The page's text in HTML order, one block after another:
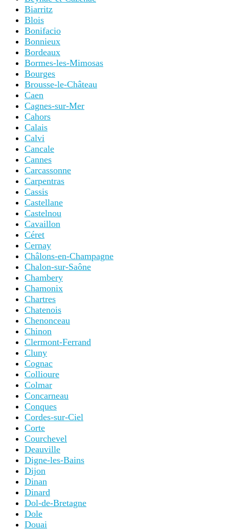
Biarritz
Blois
Bonifacio
Bonnieux
Bordeaux
Bormes-les-Mimosas
Bourges
Brousse-le-Château
Caen
Cagnes-sur-Mer
Cahors
Calais
Calvi
Cancale
Cannes
Carcassonne
Carpentras
Cassis
Castellane
Castelnou
Cavaillon
Céret
Cernay
Châlons-en-Champagne
Chalon-sur-Saône
Chambery
Chamonix
Chartres
Chatenois
Chenonceau
Chinon
Clermont-Ferrand
Cluny
Cognac
Collioure
Colmar
Concarneau
Conques
Cordes-sur-Ciel
Corte
Courchevel
Deauville
Digne-les-Bains
Dijon
Dinan
Dinard
Dol-de-Bretagne
Dole
Douai